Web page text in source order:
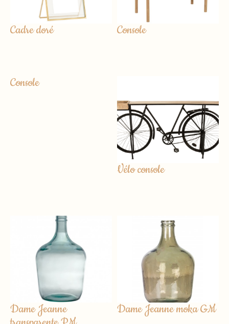
Cadre doré Console
Console
Vélo console
Dame Jeanne
Dame Jeanne moka GM